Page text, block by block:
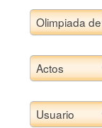
Olimpiada
Actos
Usuario